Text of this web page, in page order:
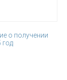
о получении
год